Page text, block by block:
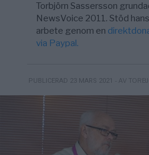
Torbjörn Sassersson
NewsVoice 2011. Stöd hans
arbete genom en
via Paypal.
PUBLICERAD 23 MARS 2021 - AV